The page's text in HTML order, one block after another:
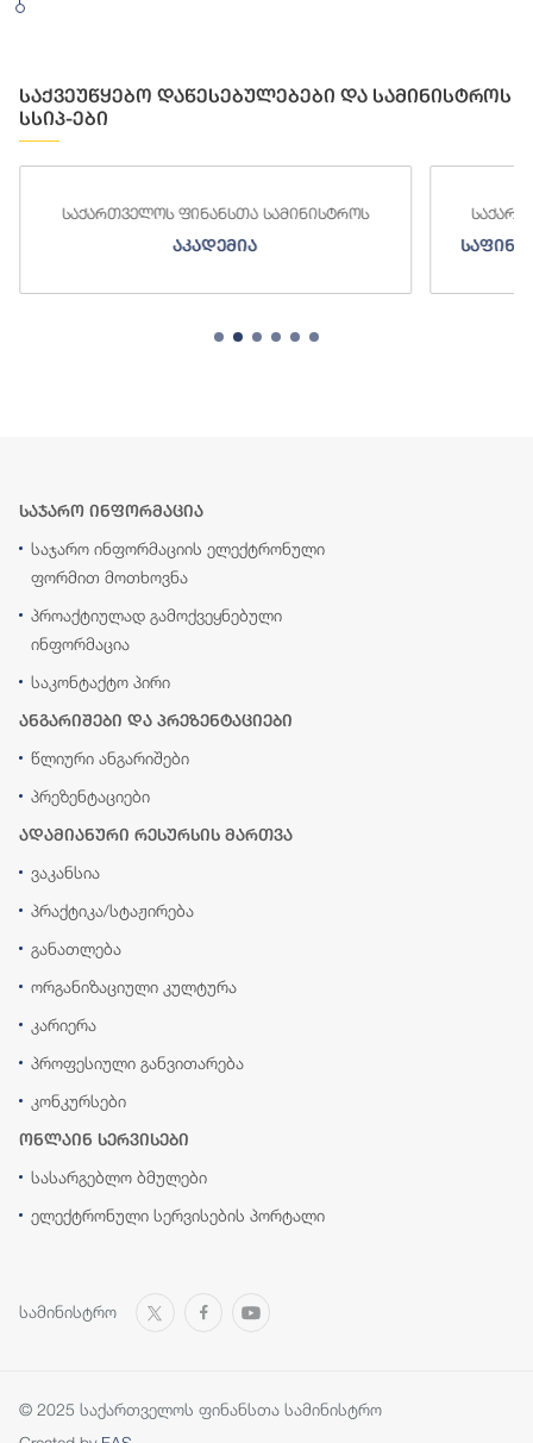
საქვეუწყებო დაწესებულებები და სამინისტროს
სსიპ-ები
საქართველოს ფინანსთა სამინისტროს
აკადემია
საჯარო ინფორმაცია
საჯარო ინფორმაციის ელექტრონული
ფორმით მოთხოვნა
პროაქტიულად გამოქვეყნებული
ინფორმაცია
საკონტაქტო პირი
ანგარიშები და პრეზენტაციები
წლიური ანგარიშები
პრეზენტაციები
ადამიანური რესურსის მართვა
ვაკანსია
პრაქტიკა/სტაჟირება
განათლება
ორგანიზაციული კულტურა
კარიერა
პროფესიული განვითარება
კონკურსები
ონლაინ სერვისები
სასარგებლო ბმულები
ელექტრონული სერვისების პორტალი
სამინისტრო
© 2025 საქართველოს ფინანსთა სამინისტრო